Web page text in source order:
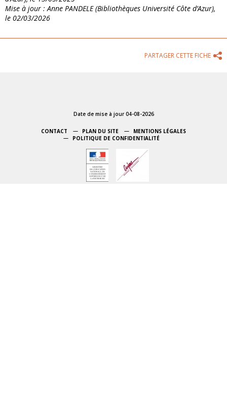
Mise à jour : Anne PANDELE (Bibliothèques Université Côte d’Azur),
le 02/03/2026
PARTAGER CETTE FICHE
Date de mise à jour 04-08-2026
CONTACT PLAN DU SITE
MENTIONS LÉGALES
POLITIQUE DE CONFIDENTIALITÉ